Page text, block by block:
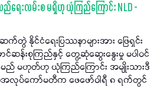
ည်ရေးလမ်းစ မရှိဟု ယုံကြည်ကြောင်း NLD -
နိုင်ငံရေးပြဿနာများအား ဖြေရှင်း
ာင်ဆန်းစုကြည်နှင့် တွေ့ဆုံဆွေးနွေးမှု မပါဝင်
ည် မဟုတ်ဟု ယုံကြည်ကြောင်း အမျိုးသားဒီ
အလုပ်ကော်မတီက ဖေဖော်ဝါရီ ၈ ရက်တွင်